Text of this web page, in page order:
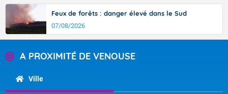
Feux de forêts : danger élevé dans le Sud
07/08/2026
A PROXIMITÉ DE VENOUSE
Ville